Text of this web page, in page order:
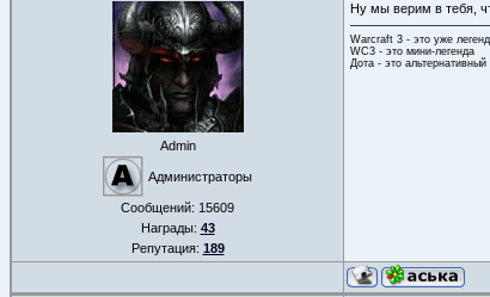
Admin
Администраторы
Сообщений: 15609
Награды: 43
Репутация: 189
Ну мы верим в тебя,
Warcraft 3 - это уже
WC3 - это мини-легенда
Дота - это